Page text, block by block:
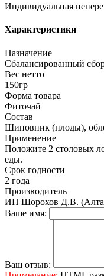
Индивидуальная
Характеристики
Назначение
Сбалансированный
Вес нетто
150гр
Форма товара
Фиточай
Состав
Шиповник (плоды),
Применение
Положите 2 столовых
еды.
Срок годности
2 года
Производитель
ИП Шорохов Д.В.
Ваше имя:
Ваш отзыв: